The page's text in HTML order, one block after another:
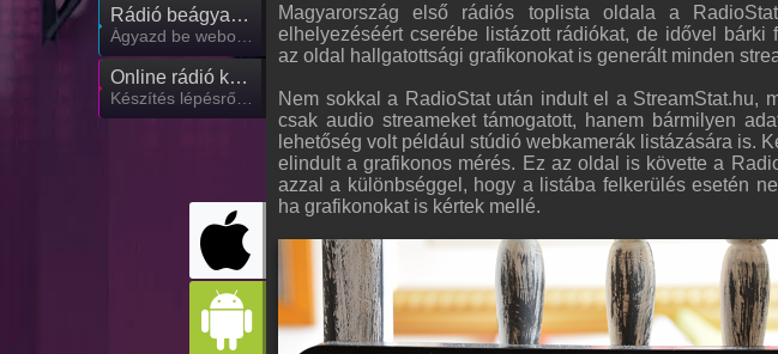
Rádió beágyazás
Ágyazd be weboldaladba
Online rádió készítés
Készítés lépésről lépésre
Magyarország első rádiós toplista oldala a
elhelyezéséért cserébe listázott rádiókat, de idővel bárki
az oldal hallgatottsági grafikonokat is generált minden
Nem sokkal a RadioStat után indult el a StreamStat.hu,
csak audio streameket támogatott, hanem bármilyen
lehetőség volt például stúdió webkamerák listázására is.
elindult a grafikonos mérés. Ez az oldal is követte a
azzal a különbséggel, hogy a listába felkerülés esetén
ha grafikonokat is kértek mellé.